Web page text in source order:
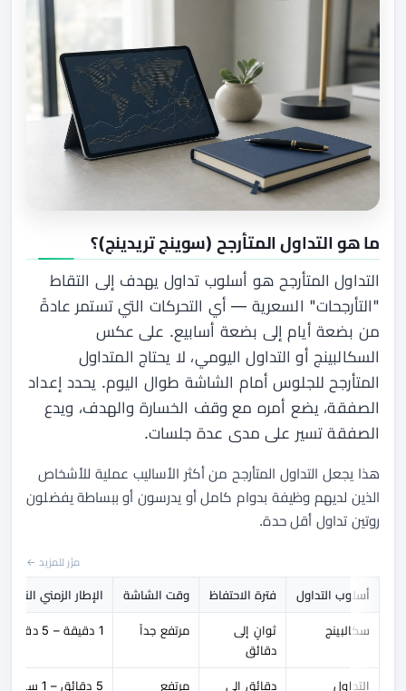
ما هو التداول المتأرجح (سوينج تريدينج)؟
التداول المتأرجح هو أسلوب تداول يهدف إلى التقاط
"التأرجحات" السعرية — أي التحركات التي تستمر عادةً
من بضعة أيام إلى بضعة أسابيع. على عكس
السكالبينج أو التداول اليومي، لا يحتاج المتداول
المتأرجح للجلوس أمام الشاشة طوال اليوم. يحدد إعداد
الصفقة، يضع أمره مع وقف الخسارة والهدف، ويدع
الصفقة تسير على مدى عدة جلسات.
هذا يجعل التداول المتأرجح من أكثر الأساليب عملية للأشخاص
الذين لديهم وظيفة بدوام كامل أو يدرسون أو ببساطة يفضلون
روتين تداول أقل حدة.
مرّر للمزيد ←
أسلوب التداول فترة الاحتفاظ وقت الشاشة الإطار الزمني
سكالبينج
ثوانٍ إلى
دقائق
مرتفع جداً 1 دقيقة – 5 دقائق
التداول
دقائق إلى
مرتفع 5 دقائق – 1 ساعة